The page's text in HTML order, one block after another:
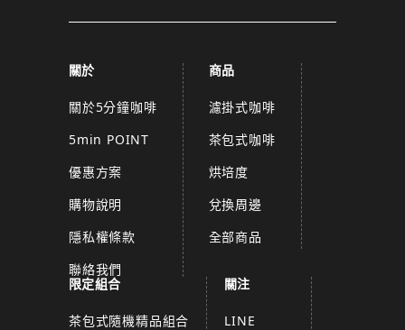
關於
關於5分鐘咖啡
5min POINT
優惠方案
購物說明
隱私權條款
聯絡我們
商品
濾掛式咖啡
茶包式咖啡
烘培度
兌換周邊
全部商品
限定組合
茶包式隨機精品組合
關注
LINE